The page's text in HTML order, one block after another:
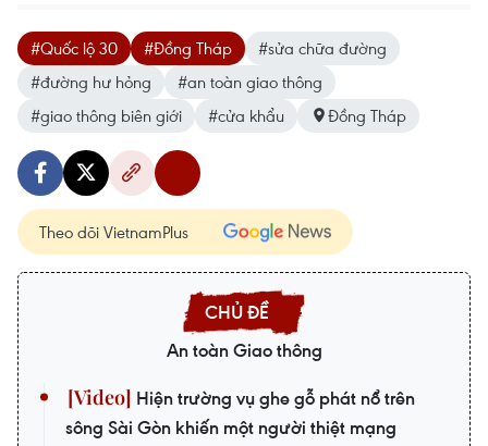
#Quốc lộ 30 #Đồng Tháp
#sửa chữa đường
#đường hư hỏng
#an toàn giao thông
#giao thông biên giới
#cửa khẩu Đồng Tháp
Theo dõi VietnamPlus
An toàn Giao thông
Hiện trường vụ ghe gỗ phát nổ trên
sông Sài Gòn khiến một người thiệt mạng